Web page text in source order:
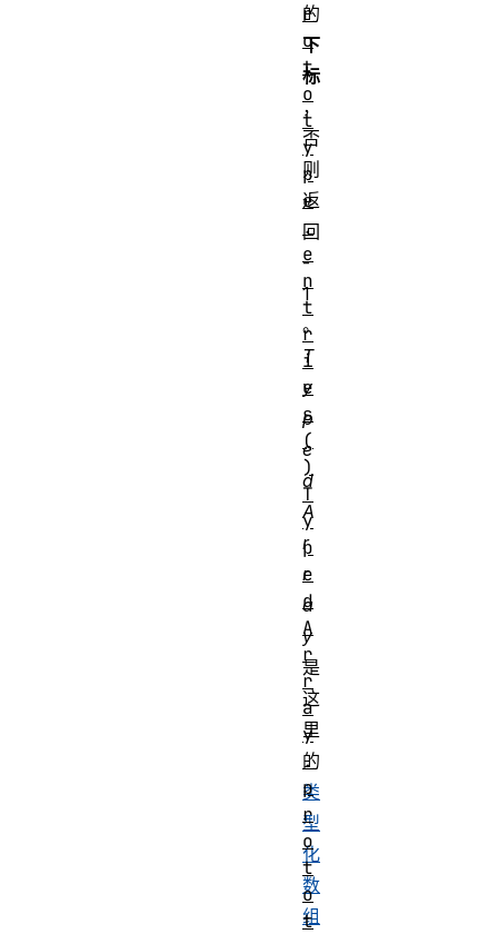
的
下
标
，
否
则
返
回
-
1
。
T
y
p
e
d
A
r
r
a
y
是
这
里
的
类
型
化
数
组
r
o
t
o
t
y
p
e
.
e
n
t
r
i
e
s
(
)
T
y
p
e
d
A
r
r
a
y
.
p
r
o
t
o
t